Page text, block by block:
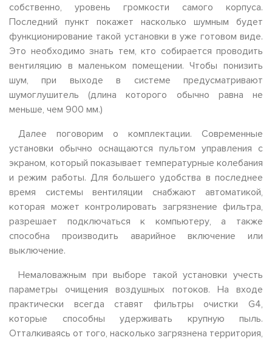
собственно, уровень громкости самого корпуса.
Последний пункт покажет насколько шумным будет
функционирование такой установки в уже готовом виде.
Это необходимо знать тем, кто собирается проводить
вентиляцию в маленьком помещении. Чтобы понизить
шум, при выходе в системе предусматривают
шумоглушитель (длина которого обычно равна не
меньше, чем 900 мм.)
Далее поговорим о комплектации. Современные
установки обычно оснащаются пультом управления с
экраном, который показывает температурные колебания
и режим работы. Для большего удобства в последнее
время системы вентиляции снабжают автоматикой,
которая может контролировать загрязнение фильтра,
разрешает подключаться к компьютеру, а также
способна производить аварийное включение или
выключение.
Немаловажным при выборе такой установки учесть
параметры очищения воздушных потоков. На входе
практически всегда ставят фильтры очистки G4,
которые способны удерживать крупную пыль.
Отталкиваясь от того, насколько загрязнена территория,